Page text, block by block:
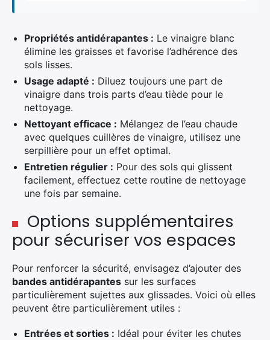
Propriétés antidérapantes : Le vinaigre blanc
élimine les graisses et favorise l’adhérence des
sols lisses.
Usage adapté : Diluez toujours une part de
vinaigre dans trois parts d’eau tiède pour le
nettoyage.
Nettoyant efficace : Mélangez de l’eau chaude
avec quelques cuillères de vinaigre, utilisez une
serpillière pour un effet optimal.
Entretien régulier : Pour des sols qui glissent
facilement, effectuez cette routine de nettoyage
une fois par semaine.
Options supplémentaires
pour sécuriser vos espaces
Pour renforcer la sécurité, envisagez d’ajouter des
bandes antidérapantes sur les surfaces
particulièrement sujettes aux glissades. Voici où elles
peuvent être particulièrement utiles :
Entrées et sorties : Idéal pour éviter les chutes